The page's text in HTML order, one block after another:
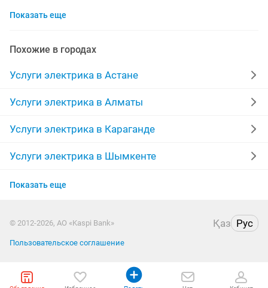
электромонтажник т
автоматы 380 ремонт плит
ремонт холодильных установка аристонов
квартирные сауны
монтаж отопления теплые полы
бар кафе
энергетик
Показать еще
Похожие в городах
Услуги электрика в Астане
Услуги электрика в Алматы
Услуги электрика в Караганде
Услуги электрика в Шымкенте
Услуги электрика в Усть-Каменогорске
Услуги электрика в Актау
Услуги электрика в Костанае
Показать еще
© 2012-2026, АО «Kaspi Bank» Қаз Рус
Пользовательское соглашение